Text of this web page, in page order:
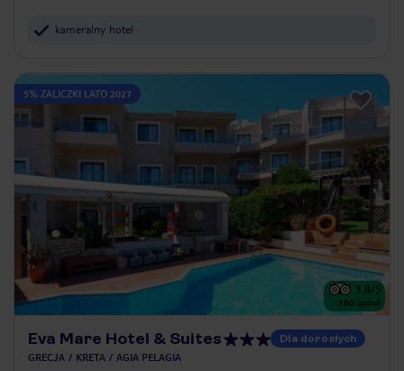
kameralny hotel
5% ZALICZKI LATO 2027
3.8/5
160 opinii
Eva Mare Hotel & Suites Dla dorosłych
GRECJA KRETA AGIA PELAGIA